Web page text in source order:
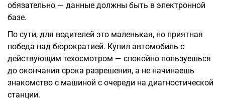
обязательно — данные должны быть в электронной
базе.
По сути, для водителей это маленькая, но приятная
победа над бюрократией. Купил автомобиль с
действующим техосмотром — спокойно пользуешься
до окончания срока разрешения, а не начинаешь
знакомство с машиной с очереди на диагностической
станции.